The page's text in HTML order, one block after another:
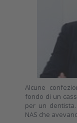
Alcune
fondo di un
per un
NAS che